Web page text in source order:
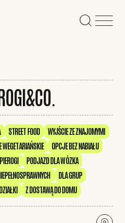
STREET FOOD
WYJŚCIE ZE ZNAJOMYMI
WEGETARIAŃSKIE
OPCJE BEZ NABIAŁU
PIEROGI
PODJAZD DLA WÓZKA
DLA GRUP
Z DOSTAWĄ DO DOMU